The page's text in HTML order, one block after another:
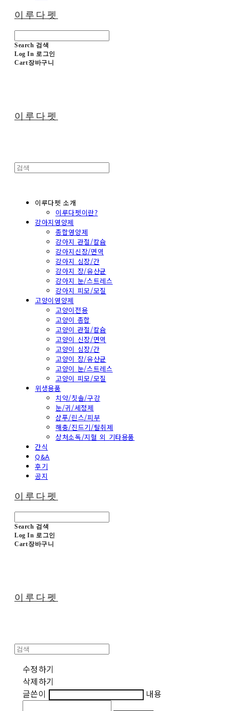
이루다펫
Search 검색
Log In 로그인
Cart장바구니
이루다펫
이루다펫 소개
이루다펫이란?
강아지영양제
종합영양제
강아지 관절/칼슘
강아지신장/면역
강아지 심장/간
강아지 장/유산균
강아지 눈/스트레스
강아지 피모/모질
고양이영양제
고양이전용
고양이 종합
고양이 관절/칼슘
고양이 신장/면역
고양이 심장/간
고양이 장/유산균
고양이 눈/스트레스
고양이 피모/모질
위생용품
치약/칫솔/구강
눈/귀/세정제
샴푸/린스/피부
해충/진드기/탈취제
상처소독/지혈 외 기타용품
간식
Q&A
후기
공지
이루다펫
Search 검색
Log In 로그인
Cart장바구니
이루다펫
수정하기
삭제하기
글쓴이
내용